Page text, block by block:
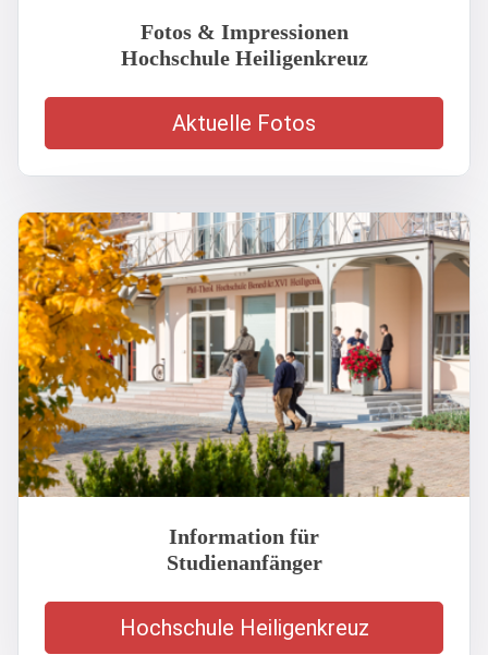
Fotos & Impressionen
Hochschule Heiligenkreuz
Aktuelle Fotos
Information für
Studienanfänger
Hochschule Heiligenkreuz